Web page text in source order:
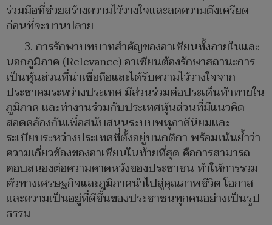
ร่วมมือที่ช่วยสร้างความไว้วางใจและลดความตึงเครียด
ก่อนที่จะบานปลาย
3. การรักษาบทบาทสำคัญของอาเซียนทั้งภายในและ
นอกภูมิภาค (Relevance) อาเซียนต้องรักษาสถานะการ
เป็นหุ้นส่วนที่น่าเชื่อถือและได้รับความไว้วางใจจาก
ประชาคมระหว่างประเทศ มีส่วนร่วมต่อประเด็นท้าทายใน
ภูมิภาค และทำงานร่วมกับประเทศหุ้นส่วนที่มีแนวคิด
สอดคล้องกันเพื่อสนับสนุนระบบพหุภาคีนิยมและ
ระเบียบระหว่างประเทศที่ตั้งอยู่บนกติกา พร้อมเน้นย้ำว่า
ความเกี่ยวข้องของอาเซียนในท้ายที่สุด คือการสามารถ
ตอบสนองต่อความคาดหวังของประชาชน ทำให้การรวม
ตัวทางเศรษฐกิจและภูมิภาคนำไปสู่คุณภาพชีวิต โอกาส
และความเป็นอยู่ที่ดีขึ้นของประชาชนทุกคนอย่างเป็นรูป
ธรรม